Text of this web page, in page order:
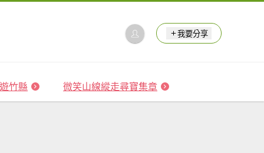
我要分享
竹縣 微笑山線縱走尋寶集章